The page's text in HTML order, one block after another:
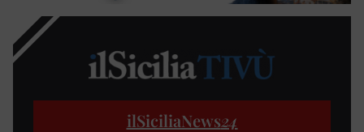
ilSiciliaNews24